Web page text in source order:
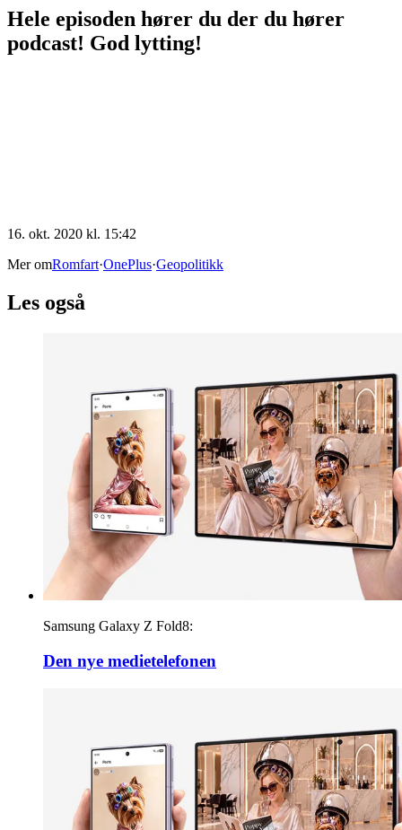
Hele episoden hører du der du hører
podcast! God lytting!
16. okt. 2020 kl. 15:42
Mer omRomfart·OnePlus·Geopolitikk
Les også
Samsung Galaxy Z Fold8:
Den nye medietelefonen